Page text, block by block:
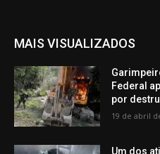
MAIS VISUALIZADOS
Federal
por
19 de abril
Um dos